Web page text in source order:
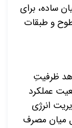
ساده، برای
و طبقات
ظرفیتِ
عملکرد
انرژی
میان مصرف